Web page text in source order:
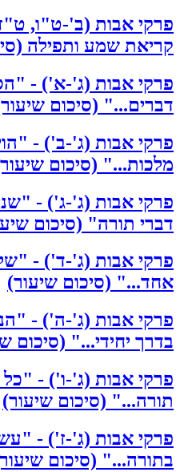
פרקי אבות (ב'-ט"ו,
קריאת שמע ותפילה
פרקי אבות (ג'-א') -
דברים..." (סיכום
פרקי אבות (ג'-ב') -
מלכות..." (סיכום
פרקי אבות (ג'-ג') -
דברי תורה" (סיכום
פרקי אבות (ג'-ד') -
אחד..." (סיכום שיעור)
פרקי אבות (ג'-ה') -
בדרך יחידי..." (סיכום
פרקי אבות (ג'-ו') - "כל
תורה..." (סיכום שיעור)
פרקי אבות (ג'-ז') -
בתורה..." (סיכום